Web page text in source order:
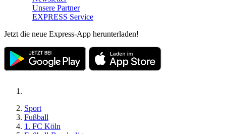
Unsere Partner
EXPRESS Service
Jetzt die neue Express-App herunterladen!
Sport
Fußball
1. FC Köln